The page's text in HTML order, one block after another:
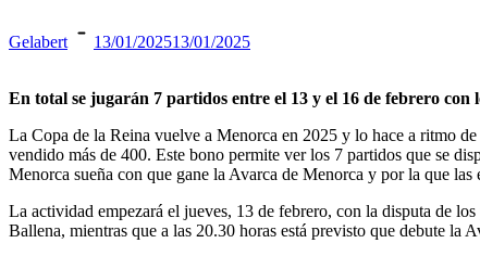
Gelabert 13/01/202513/01/2025
En total se jugarán 7 partidos entre el 13 y el 16 de febrero con
La Copa de la Reina vuelve a Menorca en 2025 y lo hace a ritmo
vendido más de 400. Este bono permite ver los 7 partidos que se
Menorca sueña con que gane la Avarca de Menorca y por la que
La actividad empezará el jueves, 13 de febrero, con la disputa de
Ballena, mientras que a las 20.30 horas está previsto que debute la